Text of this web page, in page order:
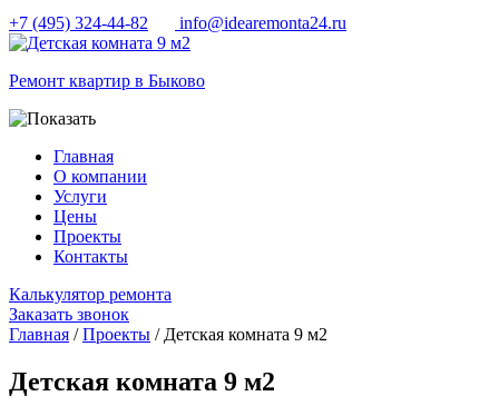
+7 (495) 324-44-82 info@idearemonta24.ru
Ремонт квартир в Быково
Главная
О компании
Услуги
Цены
Проекты
Контакты
Калькулятор ремонта
Заказать звонок
Главная /Проекты / Детская комната 9 м2
Детская комната 9 м2